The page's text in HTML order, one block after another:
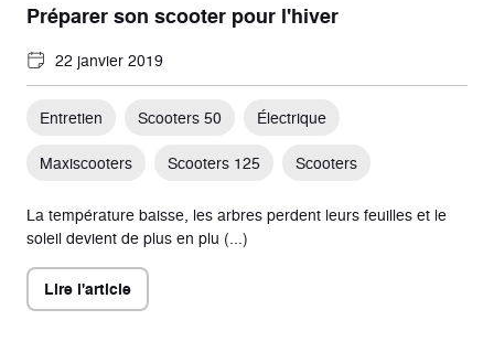
Préparer son scooter pour l'hiver
22 janvier 2019
Entretien Scooters 50 Électrique
Maxiscooters Scooters 125 Scooters
La température baisse, les arbres perdent leurs feuilles et le
soleil devient de plus en plu (...)
Lire l'article